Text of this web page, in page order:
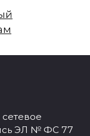
ЭЛ № ФС 77